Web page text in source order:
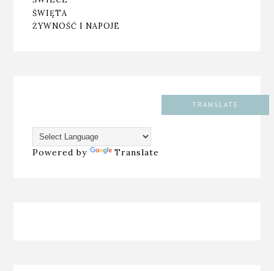
ŚWIĘTA
ŻYWNOŚĆ I NAPOJE
TRANSLATE
Powered by Translate